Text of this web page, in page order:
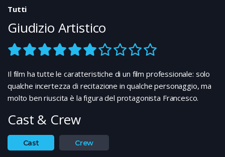
Tutti
Giudizio Artistico
Il film ha tutte le caratteristiche di un film professionale: solo
qualche incertezza di recitazione in qualche personaggio, ma
molto ben riuscita è la figura del protagonista Francesco.
Cast & Crew
Cast Crew